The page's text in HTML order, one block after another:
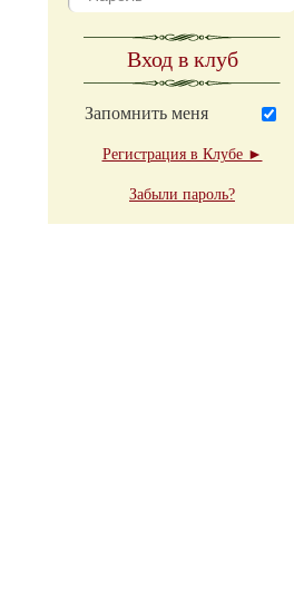
Вход в клуб
Запомнить меня
Регистрация в Клубе ►
Забыли пароль?